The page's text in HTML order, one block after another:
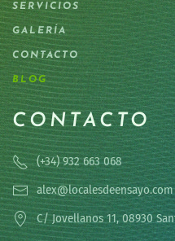
SERVICIOS
GALERÍA
CONTACTO
BLOG
CONTACTO
(+34) 932 663 068
alex@localesdeensayo.com
C/ Jovellanos 11, 08930